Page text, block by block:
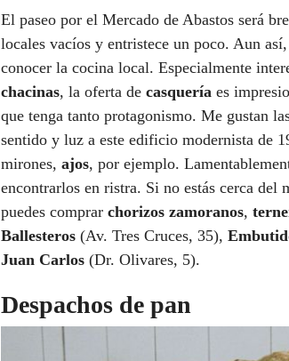
El paseo por el Mercado de Abastos será
locales vacíos y entristece un poco. Aun
conocer la cocina local. Especialmente
chacinas, la oferta de casquería es
que tenga tanto protagonismo. Me gustan
sentido y luz a este edificio modernista de
mirones, ajos, por ejemplo.
encontrarlos en ristra. Si no estás cerca del
puedes comprar chorizos zamoranos,
Ballesteros (Av. Tres Cruces, 35),
Juan Carlos (Dr. Olivares, 5).
Despachos de pan